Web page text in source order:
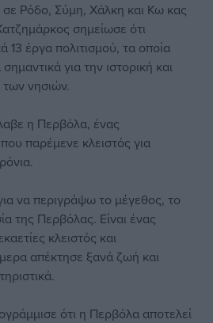
Ρόδο, Σύμη, Χάλκη και Κω κας
σημείωσε ότι
13 έργα πολιτισμού, τα οποία
για την ιστορική και
των νησιών.
η Περβόλα, ένας
παρέμενε κλειστός για
να περιγράψω το μέγεθος, το
της Περβόλας. Είναι ένας
κλειστός και
απέκτησε ξανά ζωή και
ότι η Περβόλα αποτελεί